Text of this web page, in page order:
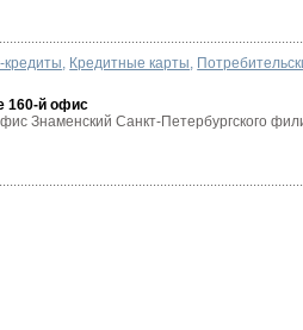
кредиты, Кредитные карты,
160-й офис
Знаменский Санкт-Петербургского